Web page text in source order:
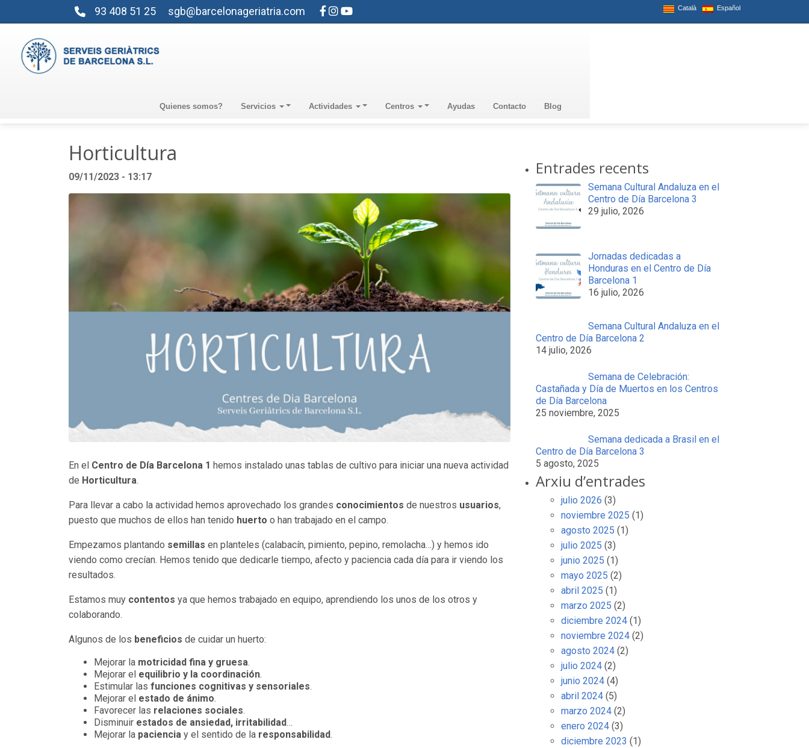
93 408 51 25 sgb@barcelonageriatria.com Català Español
Quienes somos? Servicios Actividades Centros Ayudas Contacto Blog
Horticultura
09/11/2023 - 13:17
En el Centro de Día Barcelona 1 hemos instalado unas tablas de cultivo para iniciar una nueva actividad
de Horticultura.
Para llevar a cabo la actividad hemos aprovechado los grandes conocimientos de nuestros usuarios,
puesto que muchos de ellos han tenido huerto o han trabajado en el campo.
Empezamos plantando semillas en planteles (calabacín, pimiento, pepino, remolacha…) y hemos ido
viendo como crecían. Hemos tenido que dedicarle tiempo, afecto y paciencia cada día para ir viendo los
resultados.
Estamos muy contentos ya que hemos trabajado en equipo, aprendiendo los unos de los otros y
colaborando.
Algunos de los beneficios de cuidar un huerto:
Mejorar la motricidad fina y gruesa.
Mejorar el equilibrio y la coordinación.
Estimular las funciones cognitivas y sensoriales.
Mejorar el estado de ánimo.
Favorecer las relaciones sociales.
Disminuir estados de ansiedad, irritabilidad…
Mejorar la paciencia y el sentido de la responsabilidad.
Entrades recents
Semana Cultural Andaluza en el
Centro de Día Barcelona 3
29 julio, 2026
Jornadas dedicadas a
Honduras en el Centro de Día
Barcelona 1
16 julio, 2026
Semana Cultural Andaluza en el
Centro de Día Barcelona 2
14 julio, 2026
Semana de Celebración:
Castañada y Día de Muertos en los Centros
de Día Barcelona
25 noviembre, 2025
Semana dedicada a Brasil en el
Centro de Día Barcelona 3
5 agosto, 2025
Arxiu d’entrades
julio 2026 (3)
noviembre 2025 (1)
agosto 2025 (1)
julio 2025 (3)
junio 2025 (1)
mayo 2025 (2)
abril 2025 (1)
marzo 2025 (2)
diciembre 2024 (1)
noviembre 2024 (2)
agosto 2024 (2)
julio 2024 (2)
junio 2024 (4)
abril 2024 (5)
marzo 2024 (2)
enero 2024 (3)
diciembre 2023 (1)